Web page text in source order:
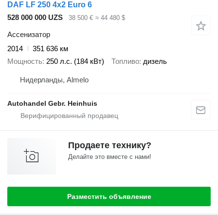
DAF LF 250 4x2 Euro 6
528 000 000 UZS
38 500 € ≈ 44 480 $
Ассенизатор
2014
351 636 км
Мощность 250 л.с. (184 кВт) Топливо дизель
Нидерланды, Almelo
Autohandel Gebr. Heinhuis
Продаете технику?
Делайте это вместе с нами!
Разместить объявление